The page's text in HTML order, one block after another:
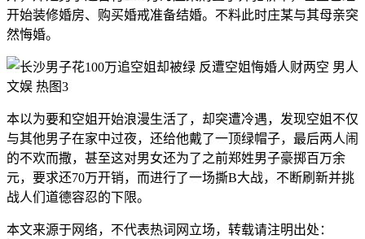
开始装修婚房、购买婚戒准备结婚。不料此时庄某与其母亲突
然悔婚。
本以为要和空姐开始浪漫生活了，却突遭冷遇，发现空姐不仅
与其他男子在家中过夜，还给他戴了一顶绿帽子，最后两人闹
的不欢而撒，甚至这对男女还为了之前郑姓男子豪掷百万余
元，要求还70万开销，而进行了一场撕B大战，不断刷新并挑
战人们道德容忍的下限。
本文来源于网络，不代表热词网立场，转载请注明出处：